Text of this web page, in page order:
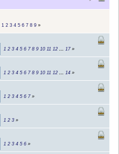
1 2 3 4 5 6 7 8 9»
1 2 3 4 5 6 7 8 9 10 11 12 ... 17»
1 2 3 4 5 6 7 8 9 10 11 12 ... 14»
1 2 3 4 5 6 7»
1 2 3»
1 2 3 4 5 6»